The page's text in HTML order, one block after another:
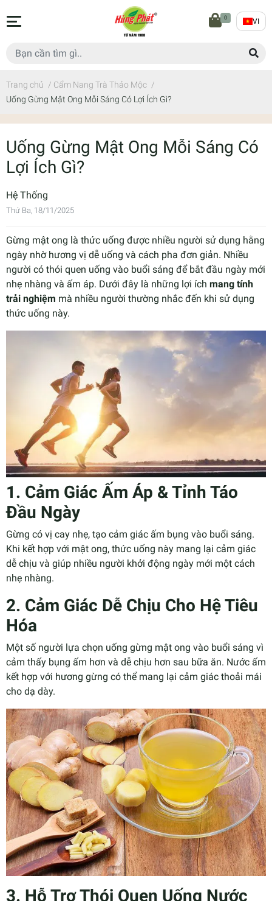
0 VI
Trang chủ / Cẩm Nang Trà Thảo Mộc /
Uống Gừng Mật Ong Mỗi Sáng Có Lợi Ích Gì?
Uống Gừng Mật Ong Mỗi Sáng Có
Lợi Ích Gì?
Hệ Thống
Thứ Ba, 18/11/2025
Gừng mật ong là thức uống được nhiều người sử dụng hằng
ngày nhờ hương vị dễ uống và cách pha đơn giản. Nhiều
người có thói quen uống vào buổi sáng để bắt đầu ngày mới
nhẹ nhàng và ấm áp. Dưới đây là những lợi ích mang tính
trải nghiệm mà nhiều người thường nhắc đến khi sử dụng
thức uống này.
1. Cảm Giác Ấm Áp & Tỉnh Táo
Đầu Ngày
Gừng có vị cay nhẹ, tạo cảm giác ấm bụng vào buổi sáng.
Khi kết hợp với mật ong, thức uống này mang lại cảm giác
dễ chịu và giúp nhiều người khởi động ngày mới một cách
nhẹ nhàng.
2. Cảm Giác Dễ Chịu Cho Hệ Tiêu
Hóa
Một số người lựa chọn uống gừng mật ong vào buổi sáng vì
cảm thấy bụng ấm hơn và dễ chịu hơn sau bữa ăn. Nước ấm
kết hợp với hương gừng có thể mang lại cảm giác thoải mái
cho dạ dày.
3. Hỗ Trợ Thói Quen Uống Nước